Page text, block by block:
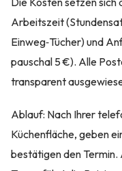
Arbeitszeit
Einweg‑Tücher) und
pauschal 5 €). Alle
transparent
Ablauf: Nach Ihrer
Küchenfläche, geben
bestätigen den